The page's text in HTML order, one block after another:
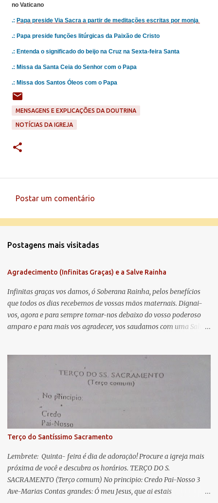
no Vaticano
.: Papa preside Via Sacra a partir de meditações escritas por monja
.: Papa preside funções litúrgicas da Paixão de Cristo
.: Entenda o significado do beijo na Cruz na Sexta-feira Santa
.: Missa da Santa Ceia do Senhor com o Papa
.: Missa dos Santos Óleos com o Papa
MENSAGENS E EXPLICAÇÕES DA DOUTRINA
NOTÍCIAS DA IGREJA
e
t
á
r
i
o
Postar um comentário
Postagens mais visitadas
Agradecimento (Infinitas Graças) e a Salve Rainha
Infinitas graças vos damos, ó Soberana Rainha, pelos benefícios
que todos os dias recebemos de vossas mãos maternais. Dignai-
vos, agora e para sempre tomar-nos debaixo do vosso poderoso
amparo e para mais vos agradecer, vos saudamos com uma Salve
lágrimas. Eia, pois, Advogada nossa, estes vossos olhos
misericordiosos a nós volvei, e depois deste desterro, mostrai-nos
Jesus. Bendito é o fruto do vosso ventre, ó clemente, ó piedosa, ó
doce e sempre Virgem Maria. Rogai por nós Santa Mãe de Deus.
Para que sejamos dignos das promessas de Cristo. Amém.
Terço do Santíssimo Sacramento
Lembrete: Quinta- feira é dia de adoração! Procure a igreja mais
próxima de você e descubra os horários. TERÇO DO S.
SACRAMENTO (Terço comum) No principio: Credo Pai-Nosso 3
Ave-Marias Contas grandes: Ó meu Jesus, que ai estais